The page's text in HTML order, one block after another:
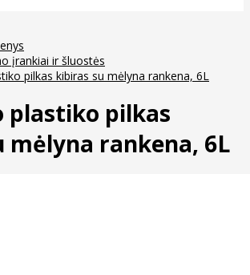
įrankiai ir šluostės
pilkas kibiras su mėlyna rankena, 6L
plastiko pilkas
mėlyna rankena, 6L